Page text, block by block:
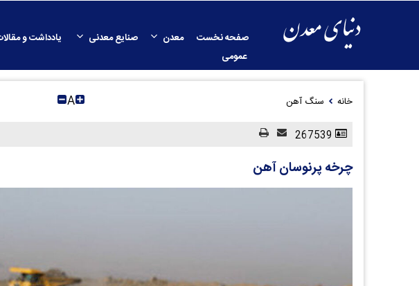
صفحه نخست معدن صنایع معدنی یادداشت و
عمومی
خانه سنگ آهن A
چرخه پرنوسان آهن